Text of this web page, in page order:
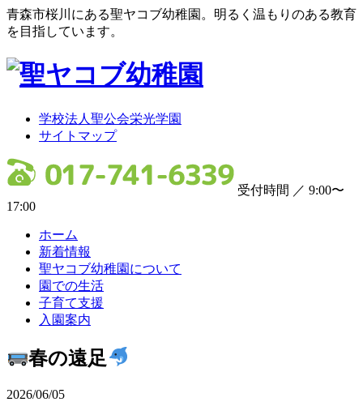
青森市桜川にある聖ヤコブ幼稚園。明るく温もりのある教育
を目指しています。
学校法人聖公会栄光学園
サイトマップ
受付時間 ／ 9:00〜
17:00
ホーム
新着情報
聖ヤコブ幼稚園について
園での生活
子育て支援
入園案内
春の遠足
2026/06/05